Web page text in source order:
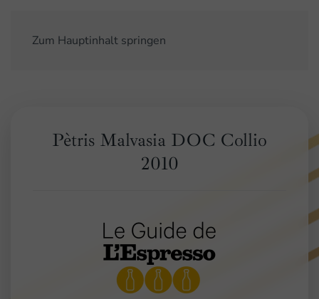
Zum Hauptinhalt springen
Pètris Malvasia DOC Collio
2010